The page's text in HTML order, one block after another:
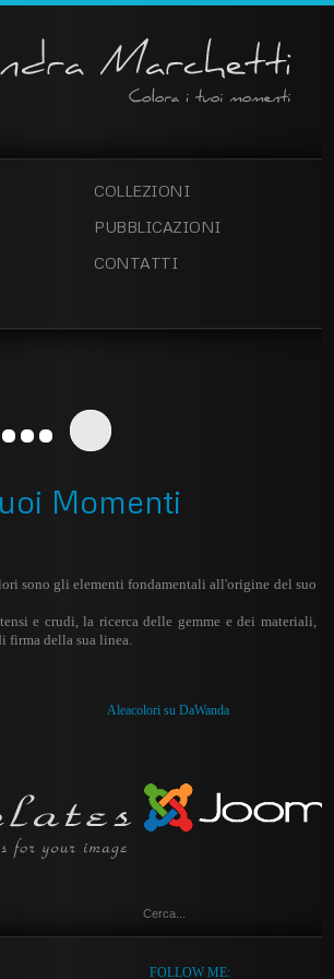
COLLEZIONI
PUBBLICAZIONI
CONTATTI
Momenti
sono gli elementi fondamentali all'origine del suo
e crudi, la ricerca delle gemme e dei materiali,
firma della sua linea.
FOLLOW ME: